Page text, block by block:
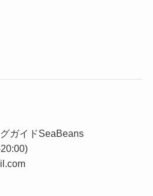
ガイドSeaBeans